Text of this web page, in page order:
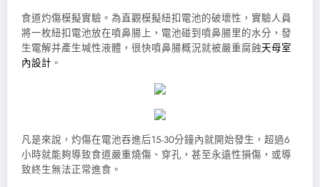
食道灼傷模擬實驗。為直觀模擬紐扣電池的破壞性，實驗人員
將一枚紐扣電池放在噴鼻腸上，電池碰到噴鼻腸里的水分，發
生電解并產生堿性液體，很快噴鼻腸概況就被嚴重腐蝕天母室
內設計 。
凡是來說，灼傷在電池吞進后15-30分鐘內就開始發生，超過6
小時就能夠導致食道嚴重燒傷、穿孔，甚至永遠性損傷，或導
致終生無法正常進食。